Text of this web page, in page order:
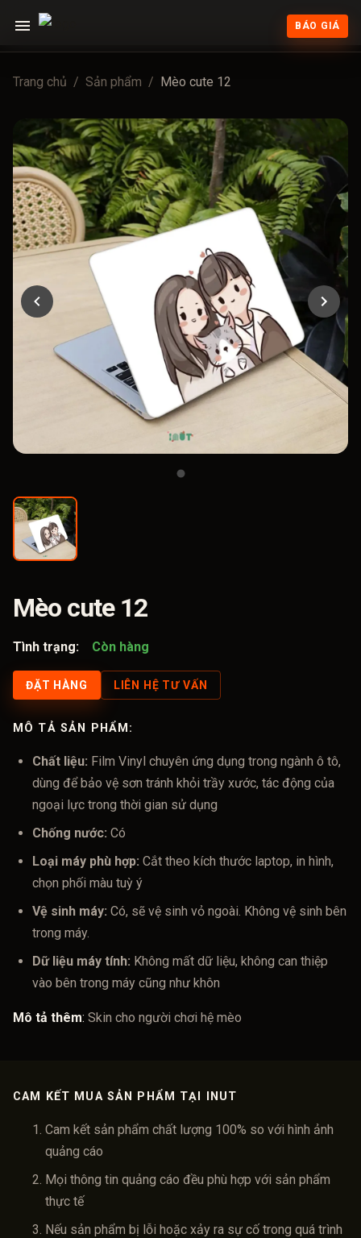
BÁO GIÁ
Trang chủ / Sản phẩm / Mèo cute 12
Mèo cute 12
Tình trạng: Còn hàng
ĐẶT HÀNG LIÊN HỆ TƯ VẤN
MÔ TẢ SẢN PHẨM:
Chất liệu: Film Vinyl chuyên ứng dụng trong ngành ô tô,
dùng để bảo vệ sơn tránh khỏi trầy xước, tác động của
ngoại lực trong thời gian sử dụng
Chống nước: Có
Loại máy phù hợp: Cắt theo kích thước laptop, in hình,
chọn phối màu tuỳ ý
Vệ sinh máy: Có, sẽ vệ sinh vỏ ngoài. Không vệ sinh bên
trong máy.
Dữ liệu máy tính: Không mất dữ liệu, không can thiệp
vào bên trong máy cũng như khôn
Mô tả thêm: Skin cho người chơi hệ mèo
CAM KẾT MUA SẢN PHẨM TẠI INUT
Cam kết sản phẩm chất lượng 100% so với hình ảnh
quảng cáo
Mọi thông tin quảng cáo đều phù hợp với sản phẩm
thực tế
Nếu sản phẩm bị lỗi hoặc xảy ra sự cố trong quá trình